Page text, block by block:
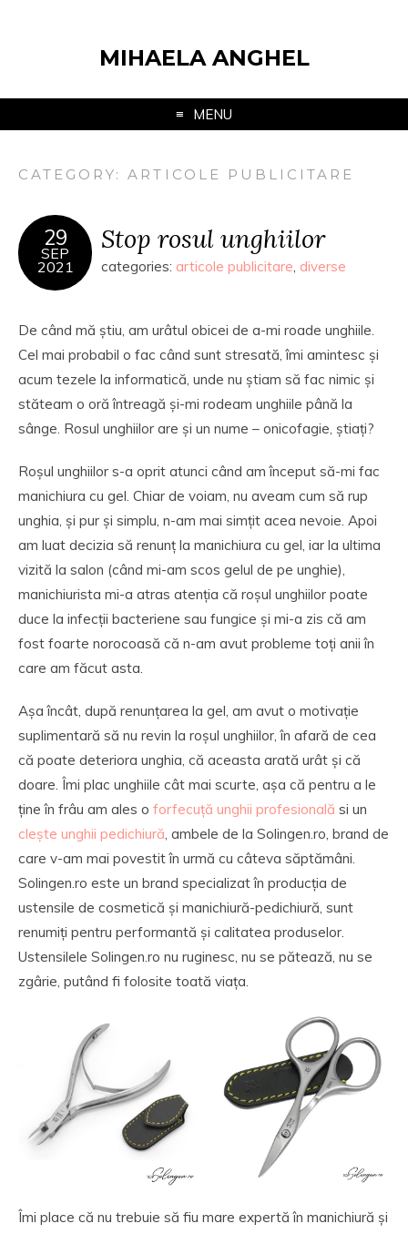
MIHAELA ANGHEL
MENU
CATEGORY:ARTICOLE PUBLICITARE
29
SEP
2021
Stop rosul unghiilor
categories: articole publicitare, diverse
De când mă știu, am urâtul obicei de a-mi roade unghiile.
Cel mai probabil o fac când sunt stresată, îmi amintesc și
acum tezele la informatică, unde nu știam să fac nimic și
stăteam o oră întreagă și-mi rodeam unghiile până la
sânge. Rosul unghiilor are și un nume – onicofagie, știați?
Roșul unghiilor s-a oprit atunci când am început să-mi fac
manichiura cu gel. Chiar de voiam, nu aveam cum să rup
unghia, și pur și simplu, n-am mai simțit acea nevoie. Apoi
am luat decizia să renunț la manichiura cu gel, iar la ultima
vizită la salon (când mi-am scos gelul de pe unghie),
manichiurista mi-a atras atenția că roșul unghiilor poate
duce la infecții bacteriene sau fungice și mi-a zis că am
fost foarte norocoasă că n-am avut probleme toți anii în
care am făcut asta.
Așa încât, după renunțarea la gel, am avut o motivație
suplimentară să nu revin la roșul unghiilor, în afară de cea
că poate deteriora unghia, că aceasta arată urât și că
doare. Îmi plac unghiile cât mai scurte, așa că pentru a le
ține în frâu am ales o forfecuță unghii profesională si un
clește unghii pedichiură, ambele de la Solingen.ro, brand de
care v-am mai povestit în urmă cu câteva săptămâni.
Solingen.ro este un brand specializat în producția de
ustensile de cosmetică și manichiură-pedichiură, sunt
renumiți pentru performantă și calitatea produselor.
Ustensilele Solingen.ro nu ruginesc, nu se pătează, nu se
zgârie, putând fi folosite toată viața.
Îmi place că nu trebuie să fiu mare expertă în manichiură și